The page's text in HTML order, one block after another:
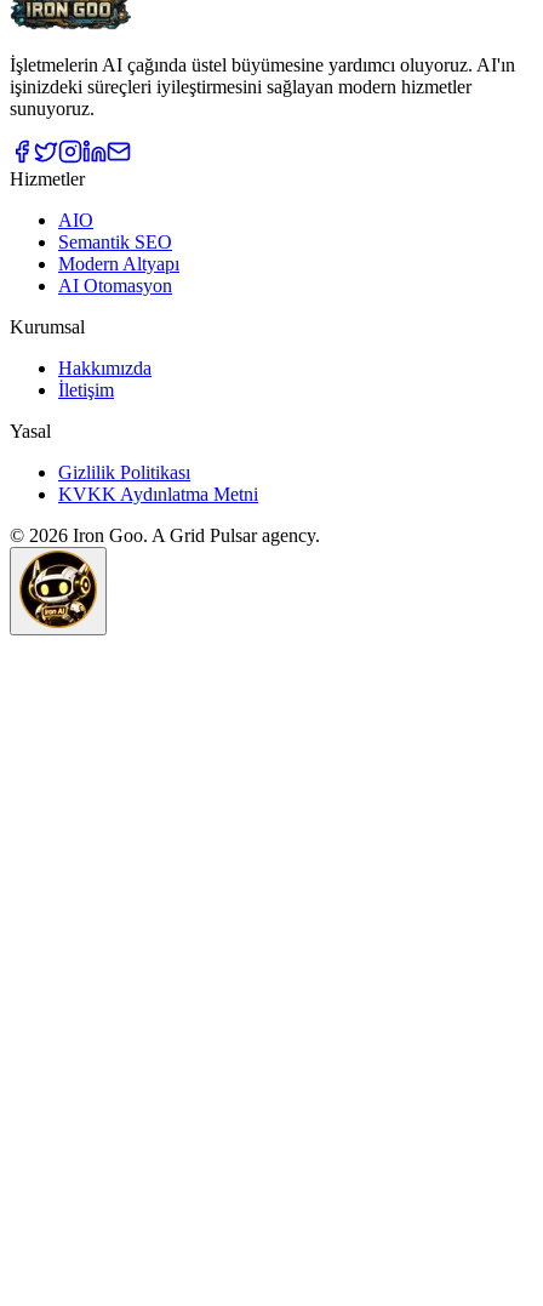
İşletmelerin AI çağında üstel büyümesine yardımcı oluyoruz. AI'ın
işinizdeki süreçleri iyileştirmesini sağlayan modern hizmetler
sunuyoruz.
Hizmetler
AIO
Semantik SEO
Modern Altyapı
AI Otomasyon
Kurumsal
Hakkımızda
İletişim
Yasal
Gizlilik Politikası
KVKK Aydınlatma Metni
© 2026 Iron Goo. A Grid Pulsar agency.